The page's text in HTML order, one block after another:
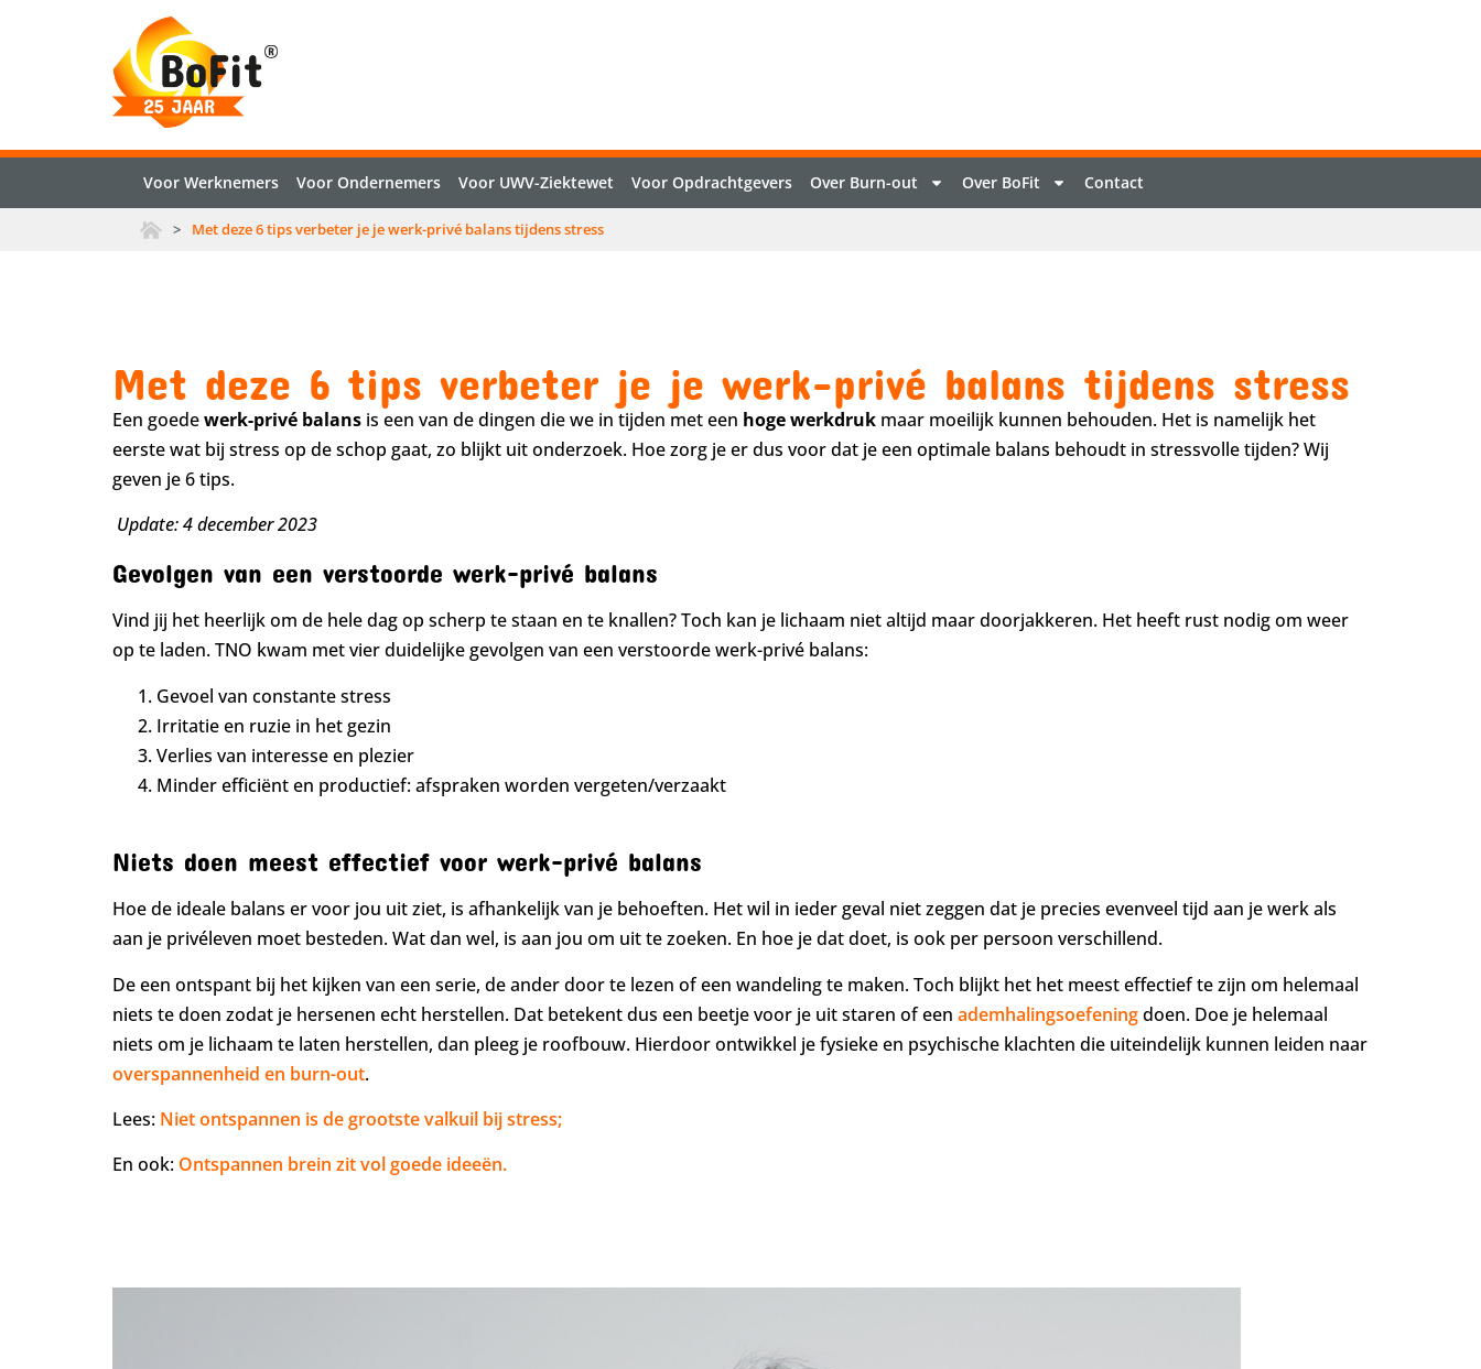
Voor Werknemers Voor Ondernemers Voor UWV-Ziektewet Voor Opdrachtgevers Over Burn-out Over BoFit Contact
> Met deze 6 tips verbeter je je werk-privé balans tijdens stress
Met deze 6 tips verbeter je je werk-privé balans tijdens stress
Een goedewerk-privé balans is een van de dingen die we in tijden met een hoge werkdruk maar moeilijk kunnen behouden. Het is namelijk het
eerste wat bij stress op de schop gaat, zo blijkt uit onderzoek. Hoe zorg je er dus voor dat je een optimale balans behoudt in stressvolle tijden? Wij
geven je 6 tips.
Update: 4 december 2023
Gevolgen van een verstoorde werk-privé balans
Vind jij het heerlijk om de hele dag op scherp te staan en te knallen? Toch kan je lichaam niet altijd maar doorjakkeren. Het heeft rust nodig om weer
op te laden. TNO kwam met vier duidelijke gevolgen van een verstoorde werk-privé balans:
Gevoel van constante stress
Irritatie en ruzie in het gezin
Verlies van interesse en plezier
Minder efficiënt en productief: afspraken worden vergeten/verzaakt
Niets doen meest effectief voor werk-privé balans
Hoe de ideale balans er voor jou uit ziet, is afhankelijk van je behoeften. Het wil in ieder geval niet zeggen dat je precies evenveel tijd aan je werk als
aan je privéleven moet besteden. Wat dan wel, is aan jou om uit te zoeken. En hoe je dat doet, is ook per persoon verschillend.
De een ontspant bij het kijken van een serie, de ander door te lezen of een wandeling te maken. Toch blijkt het het meest effectief te zijn om helemaal
niets te doen zodat je hersenen echt herstellen. Dat betekent dus een beetje voor je uit staren of een ademhalingsoefeningdoen. Doe je helemaal
niets om je lichaam te laten herstellen, dan pleeg je roofbouw. Hierdoor ontwikkel je fysieke en psychische klachten die uiteindelijk kunnen leiden naar
overspannenheid en burn-out.
Lees: Niet ontspannen is de grootste valkuil bij stress;
En ook: Ontspannen brein zit vol goede ideeën.